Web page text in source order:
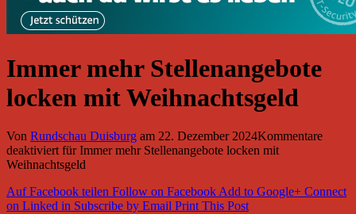
Immer mehr Stellenangebote
locken mit Weihnachtsgeld
Von Rundschau Duisburg am 22. Dezember 2024Kommentare
deaktiviertfür Immer mehr Stellenangebote locken mit
Weihnachtsgeld
Auf Facebook teilen Follow on FacebookAdd to Google+ Connect
on Linked in Subscribe by Email Print This Post